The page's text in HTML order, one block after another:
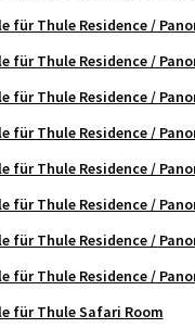
für Thule Residence /
für Thule Residence /
für Thule Residence /
für Thule Residence /
für Thule Residence /
für Thule Residence /
für Thule Residence /
für Thule Residence /
für Thule Safari Room